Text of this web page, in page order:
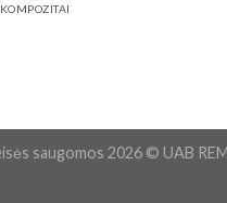
saugomos 2026 © UAB